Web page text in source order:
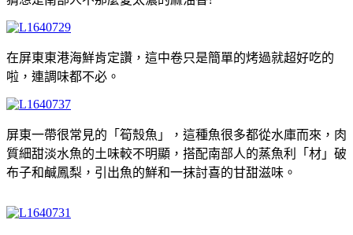
在屏東東港海鮮肯定讚，這中卷只是簡單的烤過就超好吃的
啦，連調味都不必。
屏東一帶很常見的「筍殼魚」，這種魚很多都從水庫而來，肉
質細甜淡水魚的土味較不明顯，搭配南部人的蒸魚利「材」破
布子和鹹鳳梨，引出魚的鮮和一抹討喜的甘甜滋味。